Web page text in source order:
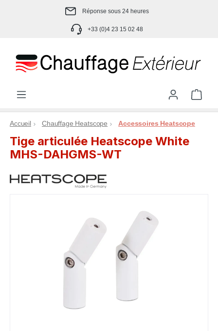
Passer au contenu principalRéponse sous 24 heures
+33 (0)4 23 15 02 48
Le
Accueil Chauffage Heatscope Accessoires Heatscope
Tige articulée Heatscope White
MHS-DAHGMS-WT